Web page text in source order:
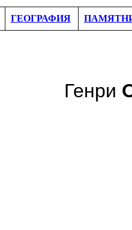
ГЕОГРАФИЯ
Генри